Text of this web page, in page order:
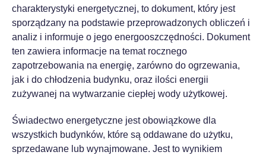
charakterystyki energetycznej, to dokument, który jest
sporządzany na podstawie przeprowadzonych obliczeń i
analiz i informuje o jego energooszczędności. Dokument
ten zawiera informacje na temat rocznego
zapotrzebowania na energię, zarówno do ogrzewania,
jak i do chłodzenia budynku, oraz ilości energii
zużywanej na wytwarzanie ciepłej wody użytkowej.
Świadectwo energetyczne jest obowiązkowe dla
wszystkich budynków, które są oddawane do użytku,
sprzedawane lub wynajmowane. Jest to wynikiem